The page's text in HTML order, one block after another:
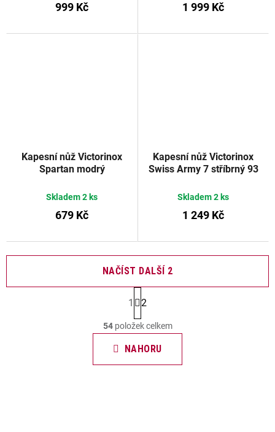
999 Kč 1 999 Kč
Kapesní nůž Victorinox
Spartan modrý
Skladem2 ks
679 Kč
Kapesní nůž Victorinox
Swiss Army 7 stříbrný 93
Skladem2 ks
1 249 Kč
O
v
l
á
NAČÍST DALŠÍ 2
t
r
á
n
k
1 2
54položek celkem
NAHORU